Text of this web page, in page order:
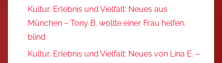
Kultur, Erlebnis und Vielfalt: Neues aus
München – Tony B. wollte einer Frau helfen,
blind
Kultur, Erlebnis und Vielfalt: Neues von Lina E. –